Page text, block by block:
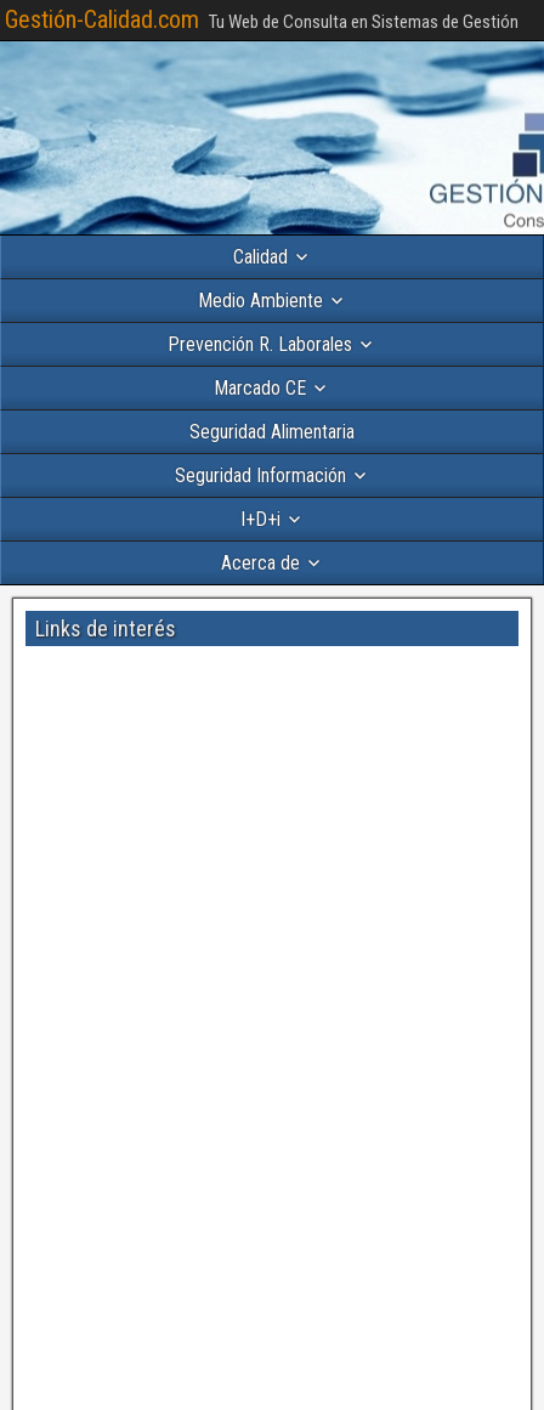
Gestión-Calidad.com Tu Web de Consulta en Sistemas de Gestión
Calidad
Medio Ambiente
Prevención R. Laborales
Marcado CE
Seguridad Alimentaria
Seguridad Información
I+D+i
Acerca de
Links de interés